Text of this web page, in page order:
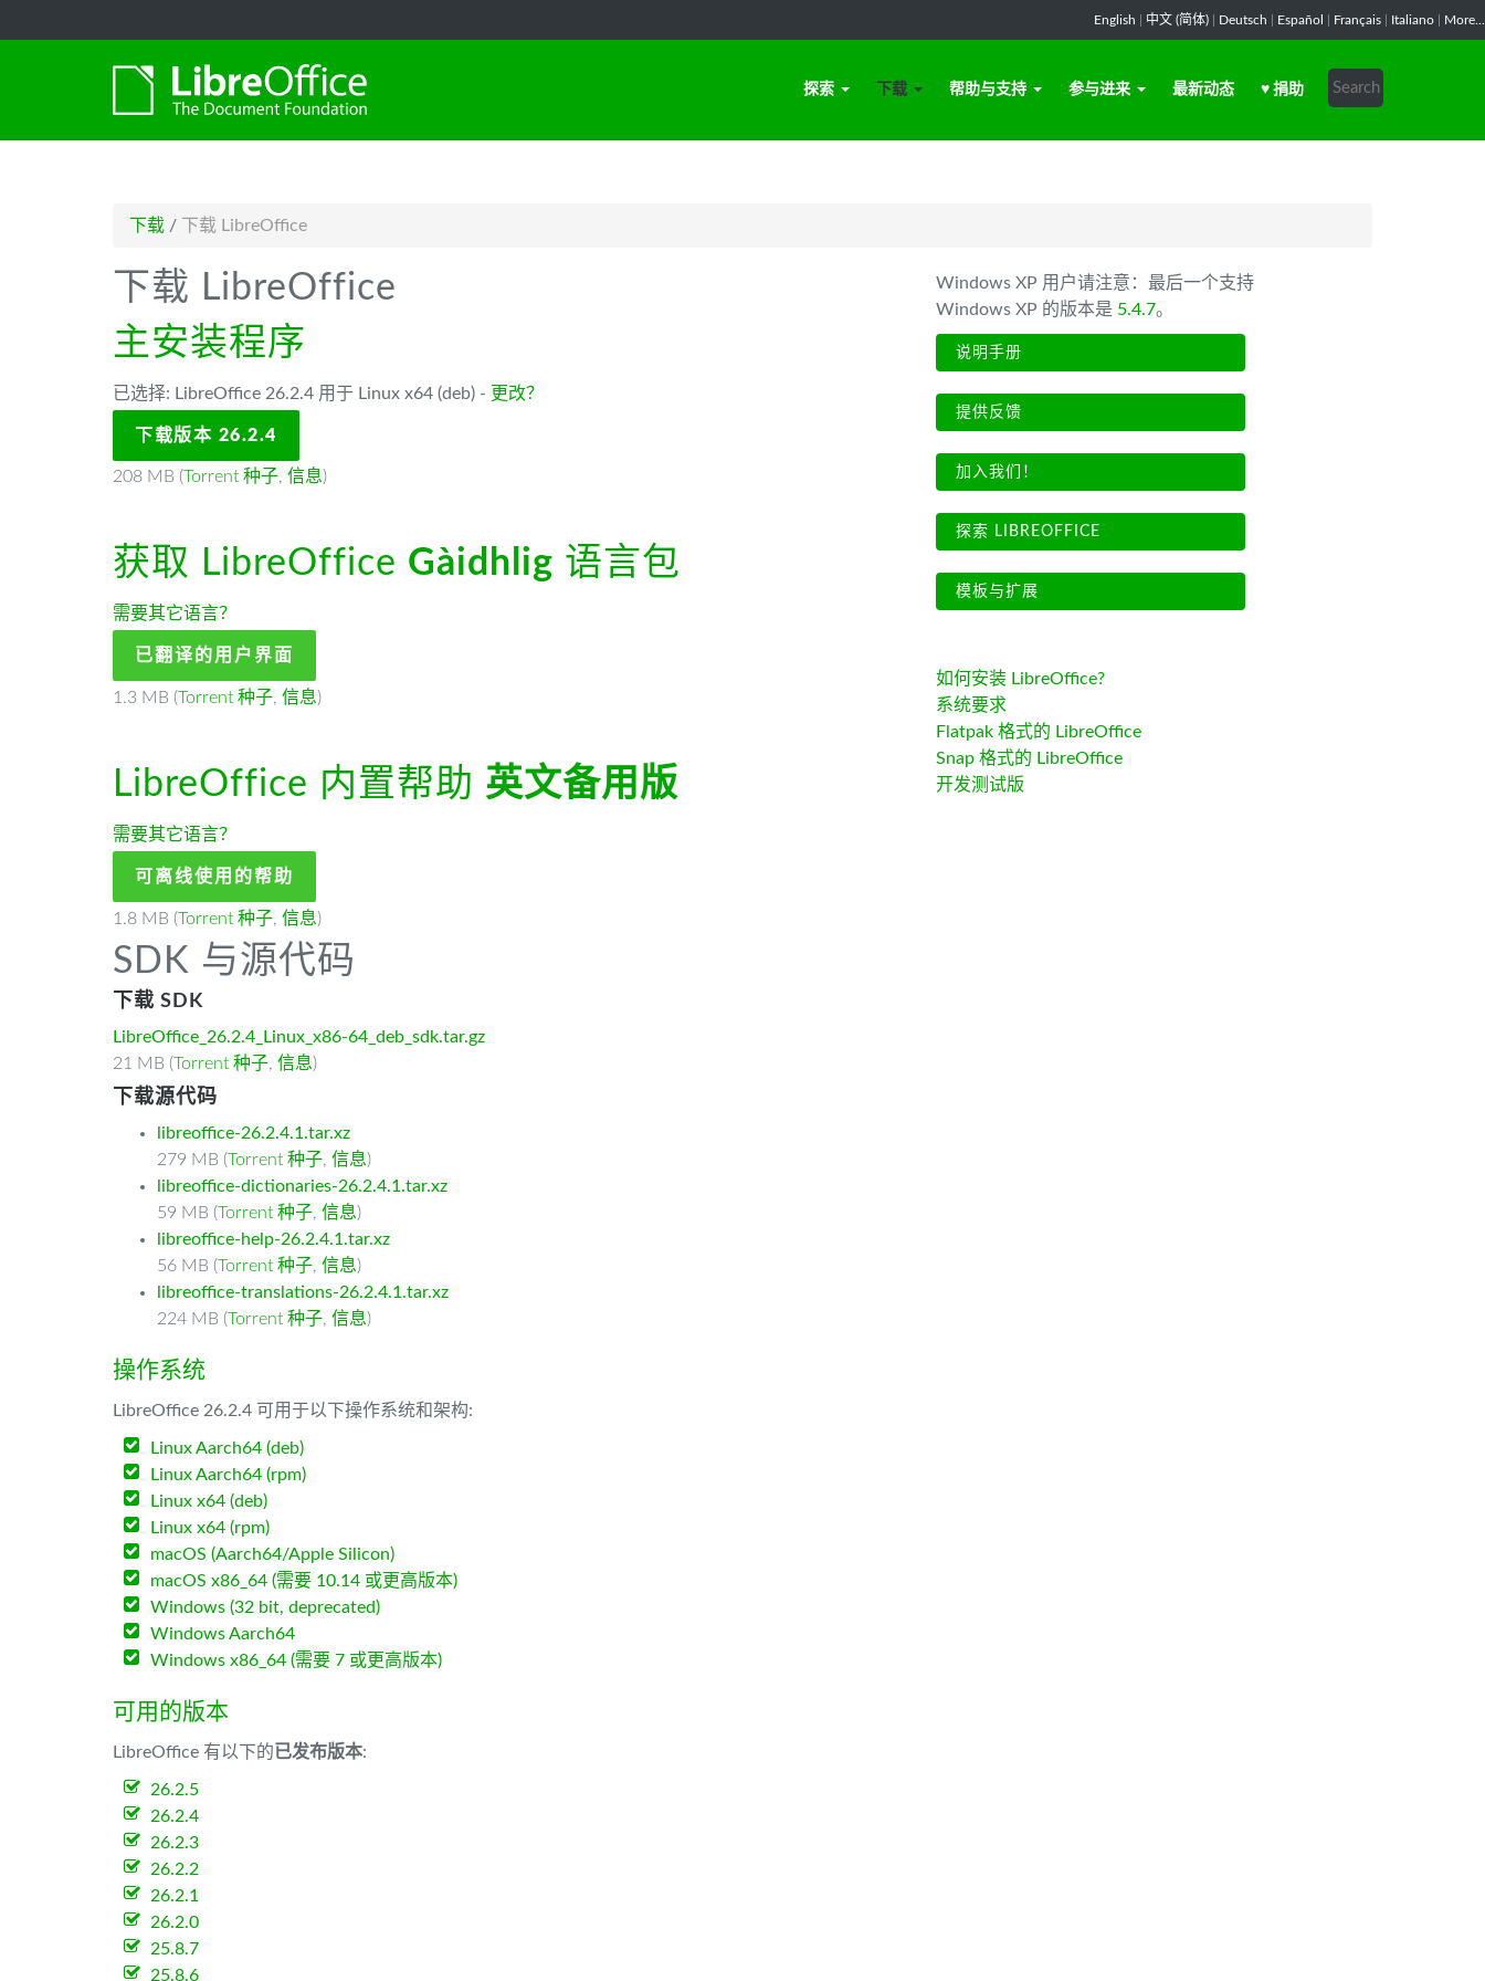
English 中文 (简体) Deutsch Español Français Italiano More...
探索 下载 帮助与支持 参与进来 最新动态 ♥ 捐助
下载 / 下载 LibreOffice
下载 LibreOffice
主安装程序
已选择: LibreOffice 26.2.4 用于 Linux x64 (deb) - 更改？
下载版本 26.2.4
208 MB (Torrent 种子, 信息)
获取 LibreOffice Gàidhlig 语言包
需要其它语言？
已翻译的用户界面
1.3 MB (Torrent 种子, 信息)
LibreOffice 内置帮助 英文备用版
需要其它语言？
可离线使用的帮助
1.8 MB (Torrent 种子, 信息)
SDK 与源代码
下载 SDK
LibreOffice_26.2.4_Linux_x86-64_deb_sdk.tar.gz
21 MB (Torrent 种子, 信息)
下载源代码
libreoffice-26.2.4.1.tar.xz
279 MB (Torrent 种子, 信息)
libreoffice-dictionaries-26.2.4.1.tar.xz
59 MB (Torrent 种子, 信息)
libreoffice-help-26.2.4.1.tar.xz
56 MB (Torrent 种子, 信息)
libreoffice-translations-26.2.4.1.tar.xz
224 MB (Torrent 种子, 信息)
操作系统
LibreOffice 26.2.4 可用于以下操作系统和架构:
Linux Aarch64 (deb)
Linux Aarch64 (rpm)
Linux x64 (deb)
Linux x64 (rpm)
macOS (Aarch64/Apple Silicon)
macOS x86_64 (需要 10.14 或更高版本)
Windows (32 bit, deprecated)
Windows Aarch64
Windows x86_64 (需要 7 或更高版本)
可用的版本
LibreOffice 有以下的已发布版本:
26.2.5
26.2.4
26.2.3
26.2.2
26.2.1
26.2.0
25.8.7
25.8.6
Windows XP 用户请注意：最后一个支持
Windows XP 的版本是 5.4.7。
说明手册
提供反馈
加入我们！
探索 LIBREOFFICE
模板与扩展
如何安装 LibreOffice?
系统要求
Flatpak 格式的 LibreOffice
Snap 格式的 LibreOffice
开发测试版